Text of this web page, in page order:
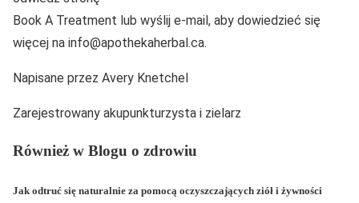
Book A Treatment lub wyślij e-mail, aby dowiedzieć się
więcej na info@apothekaherbal.ca.
Napisane przez Avery Knetchel
Zarejestrowany akupunkturzysta i zielarz
Również w Blogu o zdrowiu
Jak odtruć się naturalnie za pomocą oczyszczających ziół i żywności